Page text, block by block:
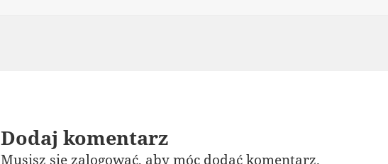
Dodaj komentarz
Musisz sięzalogować, aby móc dodać komentarz.